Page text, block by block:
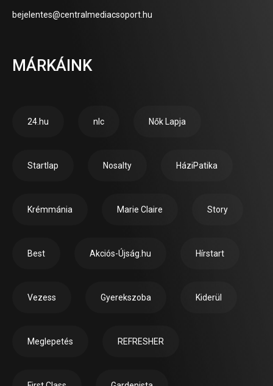
bejelentes@centralmediacsoport.hu
MÁRKÁINK
24.hu nlc Nők Lapja
Startlap Nosalty HáziPatika
Krémmánia Marie Claire Story
Best Akciós-Újság.hu Hírstart
Vezess Gyerekszoba Kiderül
Meglepetés REFRESHER